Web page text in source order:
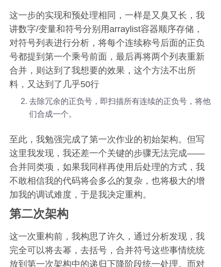
这一步的实现和预处理相同，一样是又臭又长，我
讲数字/变量和符号分别用arraylist容器顺序存储，
对符号列表进行分析，将每个连续称号后面的正负
号都提到第一个乘号前面，最后再将两个列表重新
合并，则达到了我想要的效果，这个方法不出所
料，又达到了几乎50行
去除冗余的正负号，即扫描所有连续的正负号，将他
们合成一个。
至此，我勉强完成了第一次作业的初始架构。但写
这里我发现，我还差一个关键的步骤无法完成——
合并同类项，如果我同样再使用后处理的方式，我
不敢相信我的代码将会多么的复杂，也将极大的增
加我的调试难度，于是我决定重构。
第二次架构
这一次重构前，我构思了许久，通过分析发现，我
完全可以将去幂，去括号，合并符号这些事情统统
放到第一次架构中的递归下降阶段统一处理。而对